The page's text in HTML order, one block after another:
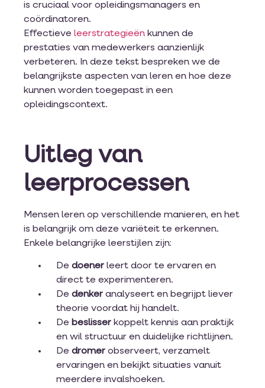
is cruciaal voor opleidingsmanagers en
coördinatoren.
Effectieve leerstrategieën kunnen de
prestaties van medewerkers aanzienlijk
verbeteren. In deze tekst bespreken we de
belangrijkste aspecten van leren en hoe deze
kunnen worden toegepast in een
opleidingscontext.
Uitleg van
leerprocessen
Mensen leren op verschillende manieren, en het
is belangrijk om deze variëteit te erkennen.
Enkele belangrijke leerstijlen zijn:
De doener leert door te ervaren en
direct te experimenteren.
De denker analyseert en begrijpt liever
theorie voordat hij handelt.
De beslisser koppelt kennis aan praktijk
en wil structuur en duidelijke richtlijnen.
De dromer observeert, verzamelt
ervaringen en bekijkt situaties vanuit
meerdere invalshoeken.